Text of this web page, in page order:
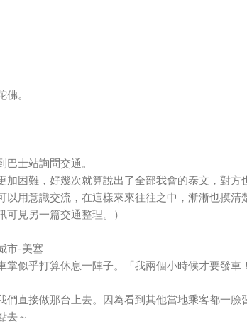
。
士站詢問交通。
加困難，好幾次就算說出了全部我會的泰文，對
以用意識交流，在這樣來來往往之中，漸漸也摸
可見另一篇交通整理。）
市-美塞
似乎打算休息一陣子。「我兩個小時候才要發車
直接做那台上去。因為看到其他當地乘客都一臉
去～